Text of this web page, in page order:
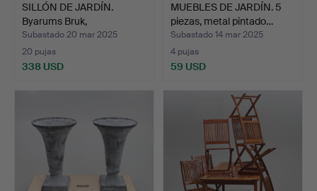
SILLÓN DE JARDÍN.
Byarums Bruk,
decoración…
Subastado 20 mar 2025
20 pujas
338 USD
MUEBLES DE JARDÍN. 5
piezas, metal pintado…
Subastado 14 mar 2025
4 pujas
59 USD